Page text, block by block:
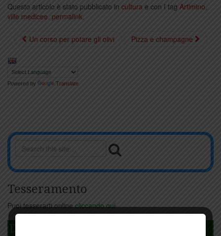
Questo articolo è stato pubblicato in cultura e con I tag Artimino,
ville medicee. permalink.
Un corso per potare gli olivi Pizza e champagne
Powered by Translate
Tesseramento
Puoi tesserarti onlinecliccando qui
DAGLI L'ANDA